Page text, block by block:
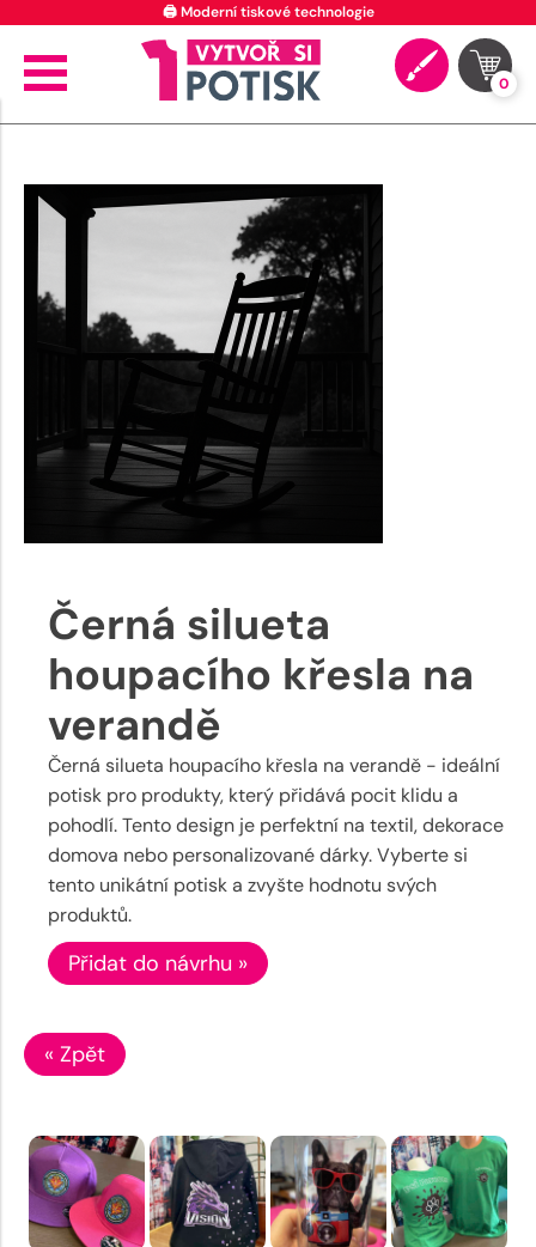
🖨️ Moderní tiskové technologie
0
Černá silueta
houpacího křesla na
verandě
Černá silueta houpacího křesla na verandě - ideální
potisk pro produkty, který přidává pocit klidu a
pohodlí. Tento design je perfektní na textil, dekorace
domova nebo personalizované dárky. Vyberte si
tento unikátní potisk a zvyšte hodnotu svých
produktů.
Přidat do návrhu »
« Zpět